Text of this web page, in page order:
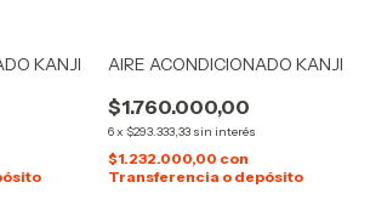
KANJI AIRE ACONDICIONADO KANJI
$1.760.000,00
6x $293.333,33 sin interés
$1.232.000,00 con
Transferencia o depósito